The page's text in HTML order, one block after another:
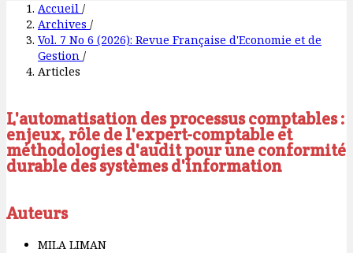
Accueil /
Archives /
Vol. 7 No 6 (2026): Revue Française d'Economie et de
Gestion /
Articles
L'automatisation des processus comptables :
enjeux, rôle de l'expert-comptable et
méthodologies d'audit pour une conformité
durable des systèmes d'information
Auteurs
MILA LIMAN